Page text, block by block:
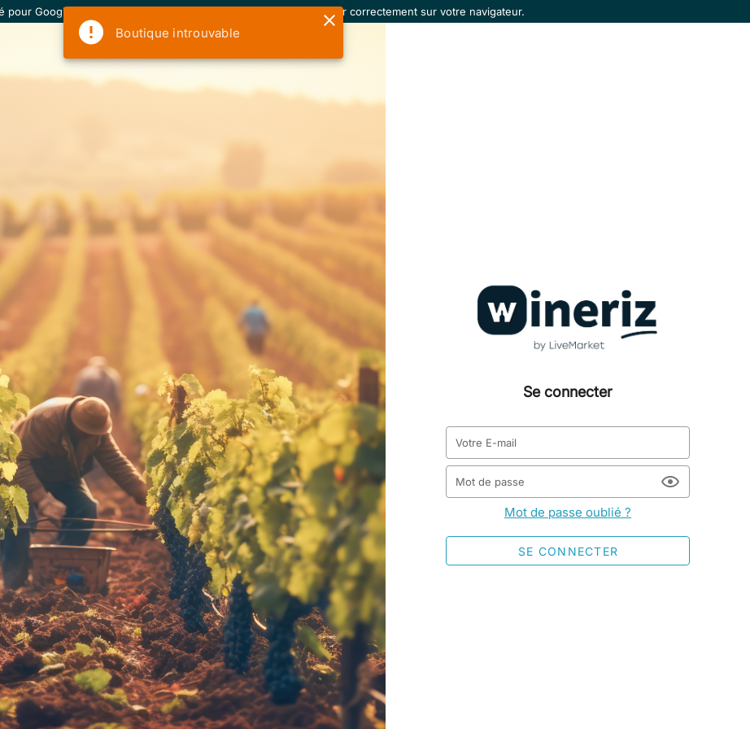
Boutique introuvable
pour Google Chrome. Certains éléments peuvent ne pas s'afficher correctement sur votre navigateur.
Se connecter
Votre E-mail
Mot de passe
Mot de passe oublié ?
SE CONNECTER